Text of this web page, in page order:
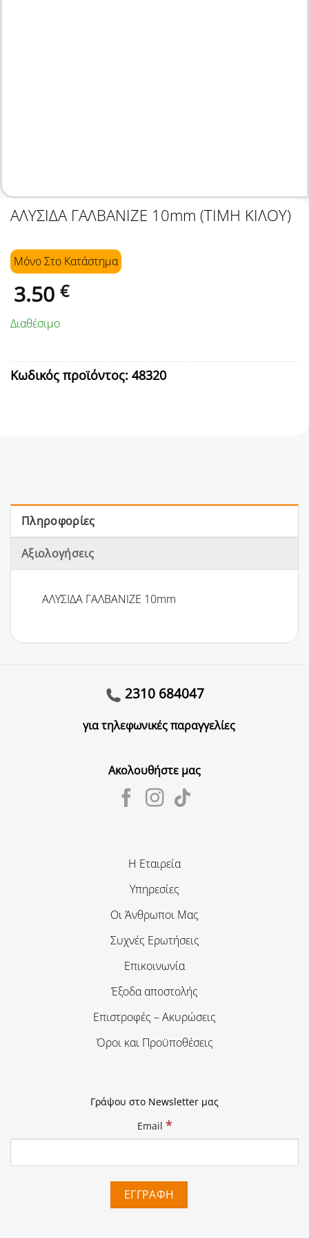
ΑΛΥΣΙΔΑ ΓΑΛΒΑΝΙΖΕ 10mm (ΤΙΜΗ ΚΙΛΟΥ)
Μόνο Στo Κατάστημα
3.50 €
Διαθέσιμο
Κωδικός προϊόντος: 48320
Πληροφορίες
Αξιολογήσεις
ΑΛΥΣΙΔΑ ΓΑΛΒΑΝΙΖΕ 10mm
2310 684047
για τηλεφωνικές παραγγελίες
Ακολουθήστε μας
Η Εταιρεία
Υπηρεσίες
Οι Άνθρωποι Μας
Συχνές Ερωτήσεις
Επικοινωνία
Έξοδα αποστολής
Επιστροφές – Ακυρώσεις
Όροι και Προϋποθέσεις
Γράψου στο Newsletter μας
Email *